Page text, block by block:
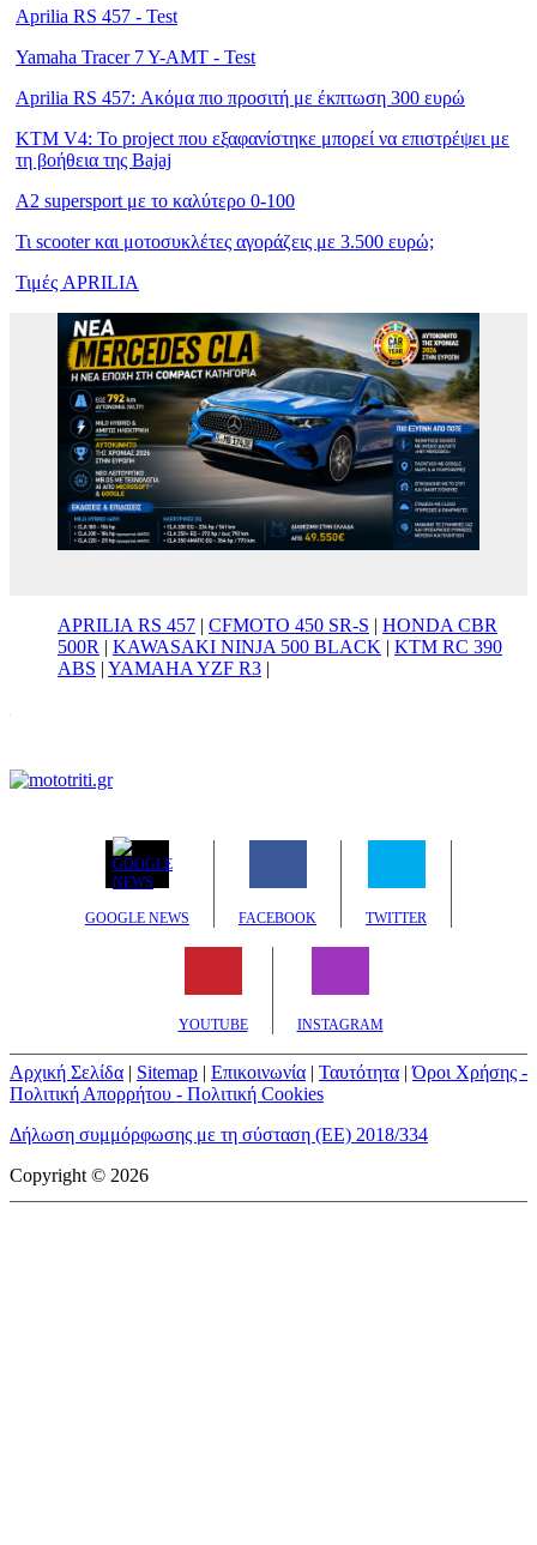
Aprilia RS 457 - Test
Yamaha Tracer 7 Y-AMT - Test
Aprilia RS 457: Ακόμα πιο προσιτή με έκπτωση 300 ευρώ
KTM V4: Το project που εξαφανίστηκε μπορεί να επιστρέψει με
τη βοήθεια της Bajaj
Α2 supersport με το καλύτερο 0-100
Τι scooter και μοτοσυκλέτες αγοράζεις με 3.500 ευρώ;
Τιμές APRILIA
APRILIA RS 457 | CFMOTO 450 SR-S | HONDA CBR
500R | KAWASAKI NINJA 500 BLACK | KTM RC 390
ABS | YAMAHA YZF R3 |
GOOGLE NEWS FACEBOOK TWITTER
YOUTUBE INSTAGRAM
Αρχική Σελίδα | Sitemap | Επικοινωνία | Ταυτότητα |Όροι Χρήσης -
Πολιτική Απορρήτου - Πολιτική Cookies
Δήλωση συμμόρφωσης με τη σύσταση (ΕΕ) 2018/334
Copyright © 2026